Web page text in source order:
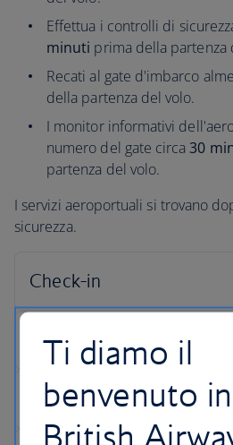
Effettua i controlli di
minuti prima della partenza
Recati al gate d'imbarco
della partenza del volo.
I monitor informativi
numero del gate circa30
partenza del volo.
I servizi aeroportuali si trovano
sicurezza.
Ti diamo il
benvenuto in
British